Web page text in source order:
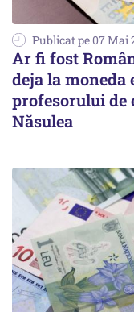
Publicat pe 07 Mai
Ar fi fost
deja la moneda
profesorului de
Năsulea